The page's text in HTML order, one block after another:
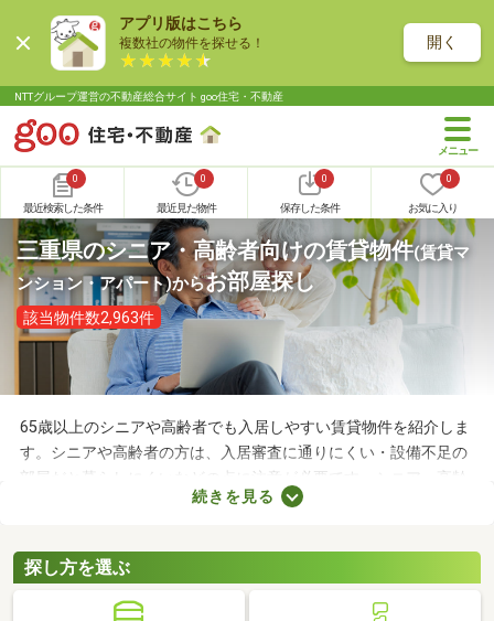
アプリ版はこちら
複数社の物件を探せる！ 開く
NTTグループ運営の不動産総合サイト goo住宅・不動産
0
最近検索した条件
0
最近見た物件
0
保存した条件
0
お気に入り
三重県のシニア・高齢者向けの賃貸物件(賃貸マ
ンション・アパート)からお部屋探し
該当物件数2,963件
65歳以上のシニアや高齢者でも入居しやすい賃貸物件を紹介しま
す。シニアや高齢者の方は、入居審査に通りにくい・設備不足の
部屋だと暮らしにくいなどの点に注意が必要です。シニア・高齢
者向けの物件はバリアフリー仕様が多いので、足腰が悪くても不
めにも、お気に入りの物件を見つけてくださいね。
続きを見る
探し方を選ぶ